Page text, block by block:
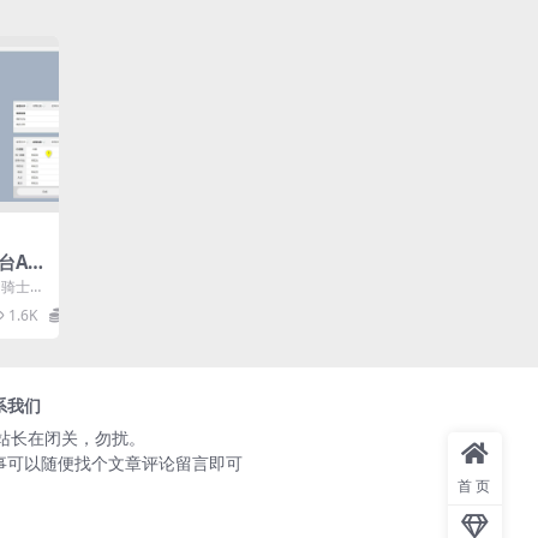
Ax
士特
1.6K
我们
在闭关，勿扰。
可以随便找个文章评论留言即可
首页